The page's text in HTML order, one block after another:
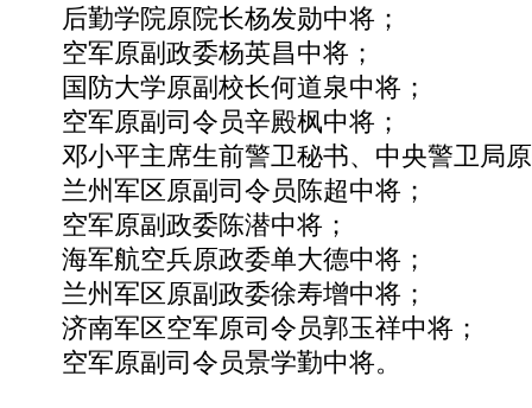
后勤学院原院长杨发勋中将；
空军原副政委杨英昌中将；
国防大学原副校长何道泉中将；
空军原副司令员辛殿枫中将；
邓小平主席生前警卫秘书、中央警卫局原
兰州军区原副司令员陈超中将；
空军原副政委陈潜中将；
海军航空兵原政委单大德中将；
兰州军区原副政委徐寿增中将；
济南军区空军原司令员郭玉祥中将；
空军原副司令员景学勤中将。